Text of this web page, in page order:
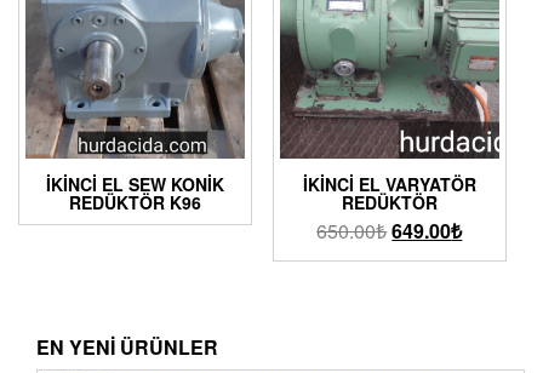
İKINCI EL SEW KONIK
REDÜKTÖR K96
İKINCI EL VARYATÖR
REDÜKTÖR
650.00₺649.00₺
EN YENI ÜRÜNLER